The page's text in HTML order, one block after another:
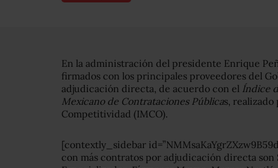
En la administración del presidente Enrique
firmados con los principales proveedores del
adjudicación directa, de acuerdo con el Índice
Mexicano de Contrataciones Públicas,
Competitividad (IMCO).
[contextly_sidebar
con más contratos por adjudicación directa son